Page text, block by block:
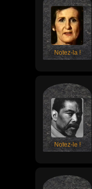
Notez-la !
Notez-le !